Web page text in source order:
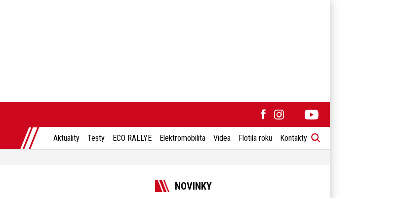
Aktuality Testy ECO RALLYE Elektromobilita Videa Flotila roku Kontakty
NOVINKY